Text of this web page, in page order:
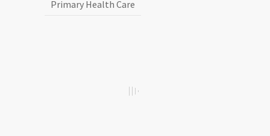
Primary Health Care